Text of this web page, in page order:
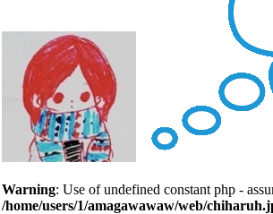
Warning: Use of undefined constant php -
/home/users/1/amagawawaw/web/